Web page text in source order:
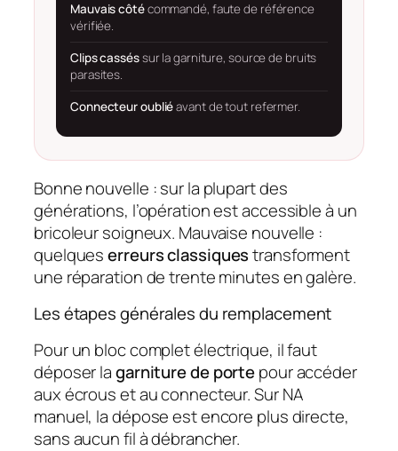
Mauvais côtécommandé, faute de référence
vérifiée.
Clips casséssur la garniture, source de bruits
parasites.
Connecteur oubliéavant de tout refermer.
Bonne nouvelle : sur la plupart des
générations, l’opération est accessible à un
bricoleur soigneux. Mauvaise nouvelle :
quelqueserreurs classiquestransforment
une réparation de trente minutes en galère.
Les étapes générales du remplacement
Pour un bloc complet électrique, il faut
déposer lagarniture de portepour accéder
aux écrous et au connecteur. Sur NA
manuel, la dépose est encore plus directe,
sans aucun fil à débrancher.